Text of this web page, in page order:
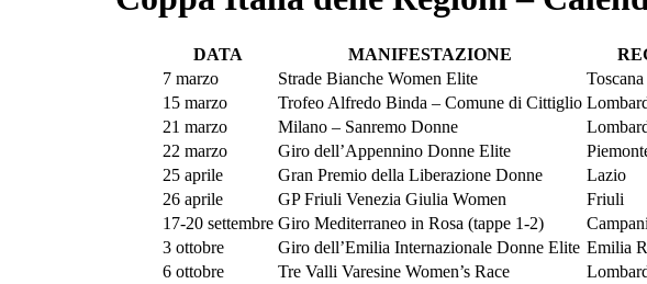
DATA MANIFESTAZIONE
7 marzo
Strade Bianche Women Elite
Toscana
15 marzo
Trofeo Alfredo Binda – Comune di Cittiglio
21 marzo
Milano – Sanremo Donne
22 marzo
Giro dell’Appennino Donne Elite
25 aprile
Gran Premio della Liberazione Donne
Lazio
26 aprile
GP Friuli Venezia Giulia Women
Friuli
17-20 settembre Giro Mediterraneo in Rosa (tappe 1-2)
3 ottobre
Giro dell’Emilia Internazionale Donne Elite Emilia
6 ottobre
Tre Valli Varesine Women’s Race